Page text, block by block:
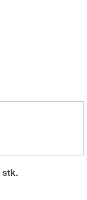
stk.